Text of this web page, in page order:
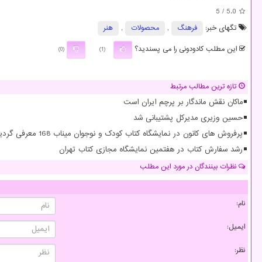
5.0
/ 5
تگهای خبر:
فرهنگ , محصولات ,
هنر
این مطلب کادودونی را می پسندید؟
(1)
(0)
تازه ترین مطالب مرتبط
ماکان نقش ماندگار بر پرچم ایران است
حسین وزیری مدیرکل پشتیبانی شد
پرفروش های کانون در نمایشگاه کتاب کودک و نوجوان میناب 168 معرفی گردید
رشد سفارش کتاب در هفتمین نمایشگاه مجازی کتاب تهران
نظرات بینندگان در مورد این مطلب
نام:
ایمیل:
نظر: